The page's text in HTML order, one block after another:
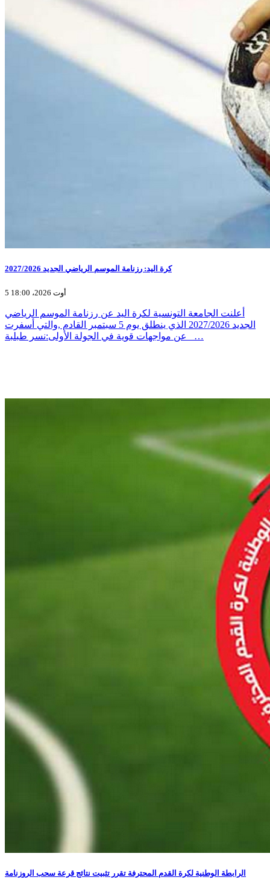
كرة اليد: رزنامة الموسم الرياضي الجديد 2027/2026
5 أوت 2026، 18:00
أعلنت الجامعة التونسية لكرة اليد عن رزنامة الموسم الرياضي
الجديد 2027/2026 الذي ينطلق يوم 5 سبتمبر القادم ,والتي أسفرت
عن مواجهات قوية في الجولة الأولى:نسر طبلبة _…
الرابطة الوطنية لكرة القدم المحترفة تقرر تثبيت نتائج قرعة سحب الروزنامة